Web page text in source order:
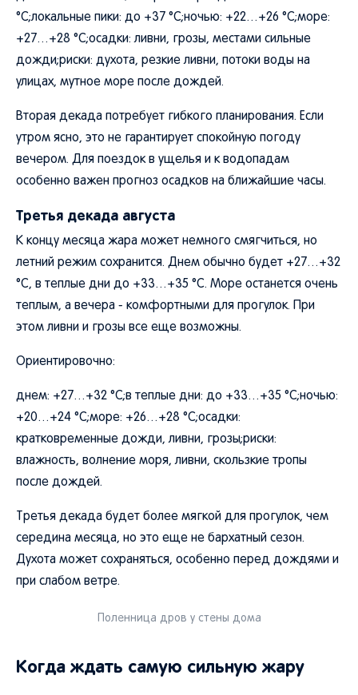
°C;локальные пики: до +37 °C;ночью: +22…+26 °C;море:
+27…+28 °C;осадки: ливни, грозы, местами сильные
дожди;риски: духота, резкие ливни, потоки воды на
улицах, мутное море после дождей.
Вторая декада потребует гибкого планирования. Если
утром ясно, это не гарантирует спокойную погоду
вечером. Для поездок в ущелья и к водопадам
особенно важен прогноз осадков на ближайшие часы.
Третья декада августа
К концу месяца жара может немного смягчиться, но
летний режим сохранится. Днем обычно будет +27…+32
°C, в теплые дни до +33…+35 °C. Море останется очень
теплым, а вечера - комфортными для прогулок. При
этом ливни и грозы все еще возможны.
Ориентировочно:
днем: +27…+32 °C;в теплые дни: до +33…+35 °C;ночью:
+20…+24 °C;море: +26…+28 °C;осадки:
кратковременные дожди, ливни, грозы;риски:
влажность, волнение моря, ливни, скользкие тропы
после дождей.
Третья декада будет более мягкой для прогулок, чем
середина месяца, но это еще не бархатный сезон.
Духота может сохраняться, особенно перед дождями и
при слабом ветре.
Поленница дров у стены дома
Когда ждать самую сильную жару